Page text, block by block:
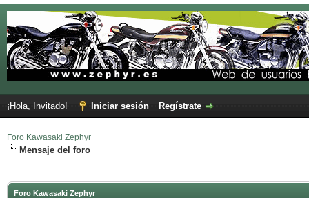
¡Hola, Invitado! Iniciar sesión Regístrate
Foro Kawasaki Zephyr
Mensaje del foro
Foro Kawasaki Zephyr